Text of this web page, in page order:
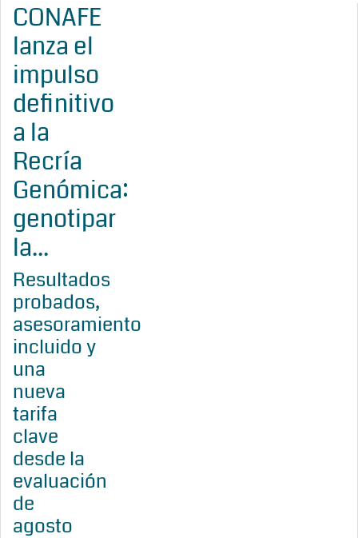
CONAFE
lanza el
impulso
definitivo
a la
Recría
Genómica:
genotipar
la...
Resultados
probados,
asesoramiento
incluido y
una
nueva
tarifa
clave
desde la
evaluación
de
agosto